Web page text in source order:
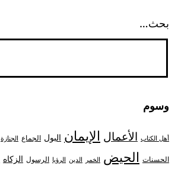
بحث…
وسوم
أهل الكتاب الأعمال الإيمان البول الجماع الجنازة
الحسنات الحيض الخمر الدين الرؤيا الرسول الزكاه